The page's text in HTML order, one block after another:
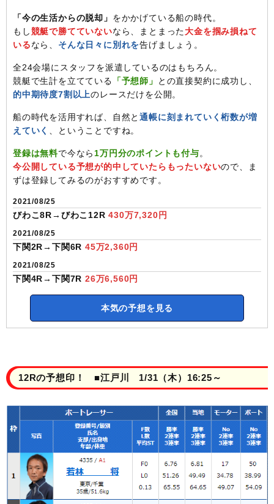
「今の生活からの脱却」 をかかげている船の時代。
もし競艇で勝てていないなら、まとまった大金を掴み損ねて
いるなら、 そんな日々に別れを告げましょう。
全24会場にスタッフを派遣しているのはもちろん。
競艇で生計を立てている
「予想師」
との直接契約に成功し、
的中期待度7割以上のレースだけを公開。
船の時代を活用すれば、自然と通帳に刻まれていく桁数が増
えていく 、ということですね。
登録は無料で今なら1万円分のポイントも付与。
今公開している予想が的中していたらもったいないので、ま
ずは登録してみるのがおすすめです。
2021/08/25
びわこ8R→びわこ12R430万7,320円
2021/08/25
下関2R→下関6R 45万2,360円
2021/08/25
下関4R→下関7R 26万6,560円
本気の予想を見る
12Rの予想印！ ■江戸川 1/31（木）16:25～